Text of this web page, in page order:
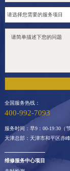
全国服务热线：
400-992-7093
服务时间：早9：00-19:30（
天津总部：天津市和平区赤
维修服务中心项目